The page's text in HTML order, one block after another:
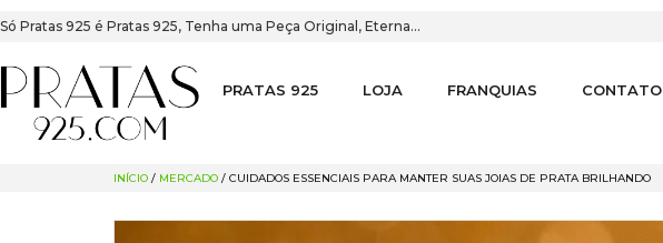
Só Pratas 925 é Pratas 925, Tenha uma Peça Original, Eterna…
PRATAS 925 LOJA FRANQUIAS CONTATO
INÍCIO / MERCADO / CUIDADOS ESSENCIAIS PARA MANTER SUAS JOIAS DE PRATA BRILHANDO